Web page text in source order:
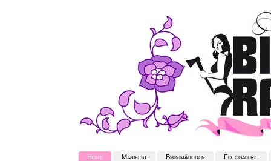
Home Manifest Bikinimädchen Fotogalerie